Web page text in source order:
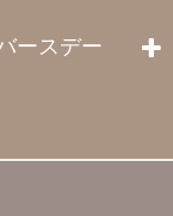
なお祝
伝いい
ラリの振
わせく
ースデー